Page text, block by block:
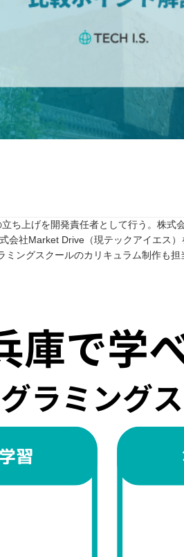
ち上げを開発責任者として行う。株式
会社Market Drive（現テックアイエス
ミングスクールのカリキュラム制作も